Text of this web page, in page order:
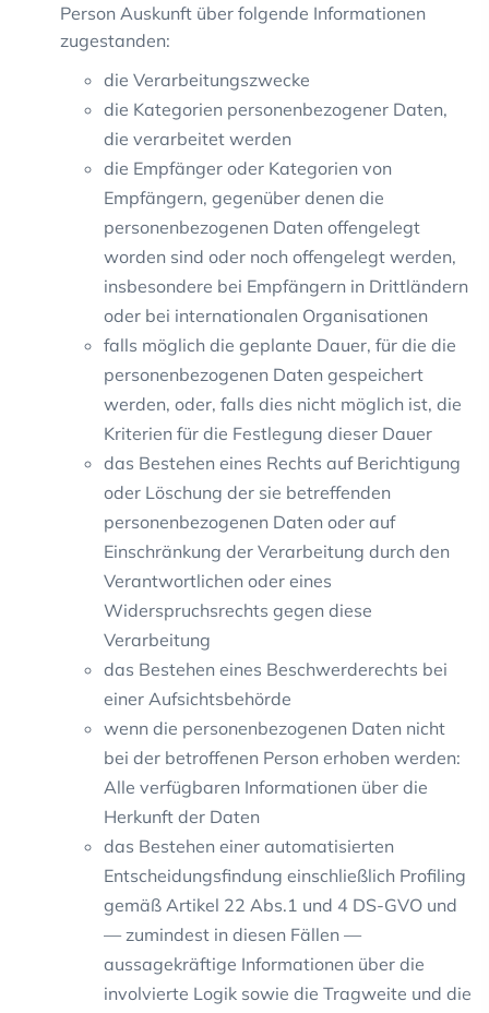
Person Auskunft über folgende Informationen
zugestanden:
die Verarbeitungszwecke
die Kategorien personenbezogener Daten,
die verarbeitet werden
die Empfänger oder Kategorien von
Empfängern, gegenüber denen die
personenbezogenen Daten offengelegt
worden sind oder noch offengelegt werden,
insbesondere bei Empfängern in Drittländern
oder bei internationalen Organisationen
falls möglich die geplante Dauer, für die die
personenbezogenen Daten gespeichert
werden, oder, falls dies nicht möglich ist, die
Kriterien für die Festlegung dieser Dauer
das Bestehen eines Rechts auf Berichtigung
oder Löschung der sie betreffenden
personenbezogenen Daten oder auf
Einschränkung der Verarbeitung durch den
Verantwortlichen oder eines
Widerspruchsrechts gegen diese
Verarbeitung
das Bestehen eines Beschwerderechts bei
einer Aufsichtsbehörde
wenn die personenbezogenen Daten nicht
bei der betroffenen Person erhoben werden:
Alle verfügbaren Informationen über die
Herkunft der Daten
das Bestehen einer automatisierten
Entscheidungsfindung einschließlich Profiling
gemäß Artikel 22 Abs.1 und 4 DS-GVO und
— zumindest in diesen Fällen —
aussagekräftige Informationen über die
involvierte Logik sowie die Tragweite und die